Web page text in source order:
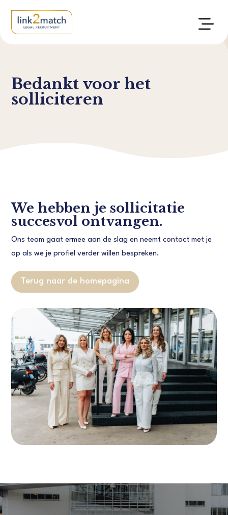
Bedankt voor het
solliciteren
We hebben je sollicitatie
succesvol ontvangen.
Ons team gaat ermee aan de slag en neemt contact met je
op als we je profiel verder willen bespreken.
Terug naar de homepagina